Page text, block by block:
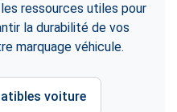
ressources utiles pour
la durabilité de vos
marquage véhicule.
voiture